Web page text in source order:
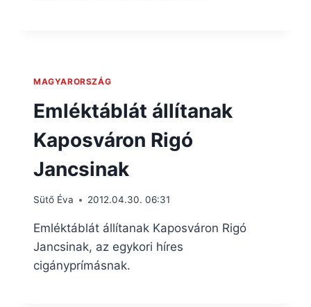
MAGYARORSZÁG
Emléktáblát állítanak
Kaposváron Rigó
Jancsinak
Sütő Éva 2012.04.30. 06:31
Emléktáblát állítanak Kaposváron Rigó
Jancsinak, az egykori híres
cigányprímásnak.